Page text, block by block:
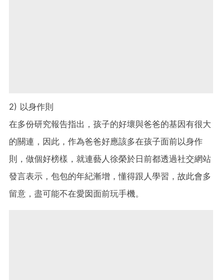
2) 以身作則
在多份研究報告指出，孩子的好壞與爸爸的基因有很大
的關連，因此，作為爸爸好應該多在孩子面前以身作
則，做個好榜樣，就連藝人徐榮於日前都透過社交網站
發言表示，包包的年紀漸增，懂得跟人學習，故此會多
留意，盡可能不在愛囡面前玩手機。